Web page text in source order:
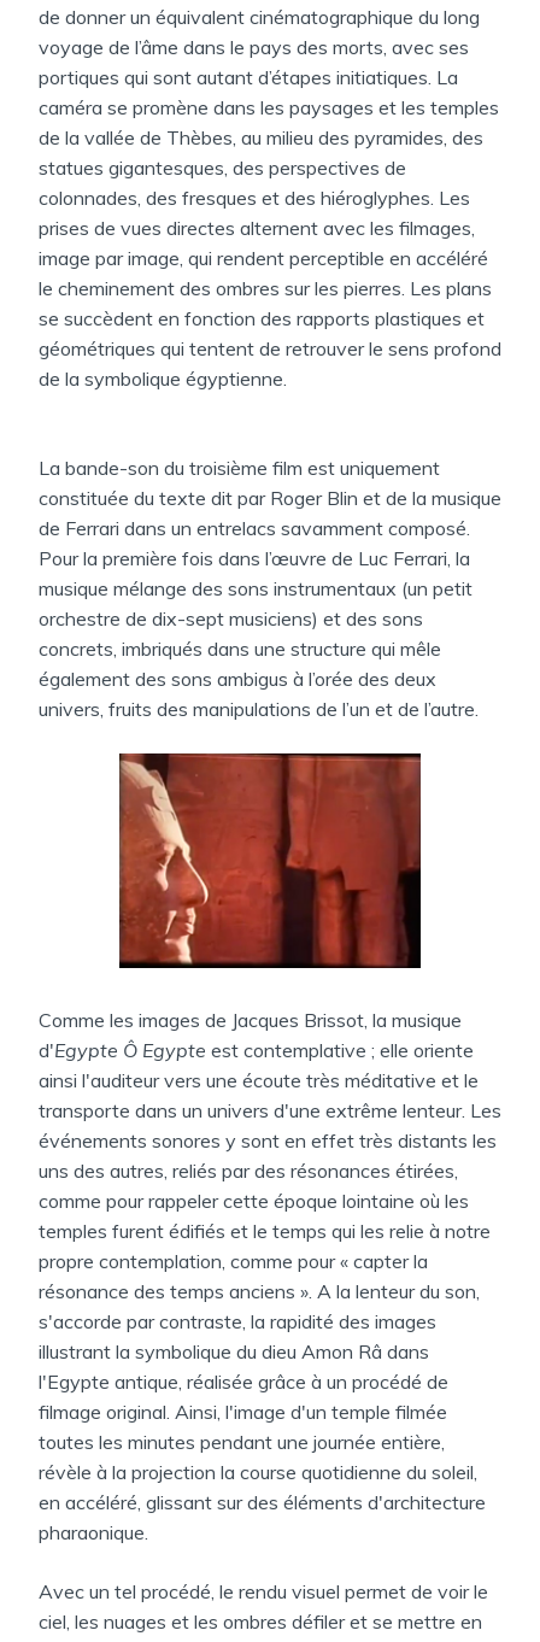
de donner un équivalent cinématographique du long
voyage de l’âme dans le pays des morts, avec ses
portiques qui sont autant d’étapes initiatiques. La
caméra se promène dans les paysages et les temples
de la vallée de Thèbes, au milieu des pyramides, des
statues gigantesques, des perspectives de
colonnades, des fresques et des hiéroglyphes. Les
prises de vues directes alternent avec les filmages,
image par image, qui rendent perceptible en accéléré
le cheminement des ombres sur les pierres. Les plans
se succèdent en fonction des rapports plastiques et
géométriques qui tentent de retrouver le sens profond
de la symbolique égyptienne.
La bande-son du troisième film est uniquement
constituée du texte dit par Roger Blin et de la musique
de Ferrari dans un entrelacs savamment composé.
Pour la première fois dans l’œuvre de Luc Ferrari, la
musique mélange des sons instrumentaux (un petit
orchestre de dix-sept musiciens) et des sons
concrets, imbriqués dans une structure qui mêle
également des sons ambigus à l’orée des deux
univers, fruits des manipulations de l’un et de l’autre.
Comme les images de Jacques Brissot, la musique
d'Egypte Ô Egypte est contemplative ; elle oriente
ainsi l'auditeur vers une écoute très méditative et le
transporte dans un univers d'une extrême lenteur. Les
événements sonores y sont en effet très distants les
uns des autres, reliés par des résonances étirées,
comme pour rappeler cette époque lointaine où les
temples furent édifiés et le temps qui les relie à notre
propre contemplation, comme pour « capter la
résonance des temps anciens ». A la lenteur du son,
s'accorde par contraste, la rapidité des images
illustrant la symbolique du dieu Amon Râ dans
l'Egypte antique, réalisée grâce à un procédé de
filmage original. Ainsi, l'image d'un temple filmée
toutes les minutes pendant une journée entière,
révèle à la projection la course quotidienne du soleil,
en accéléré, glissant sur des éléments d'architecture
pharaonique.
Avec un tel procédé, le rendu visuel permet de voir le
ciel, les nuages et les ombres défiler et se mettre en